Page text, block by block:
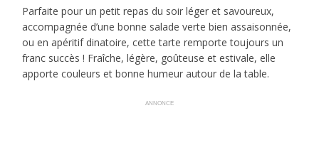
Parfaite pour un petit repas du soir léger et savoureux,
accompagnée d’une bonne salade verte bien assaisonnée,
ou en apéritif dinatoire, cette tarte remporte toujours un
franc succès ! Fraîche, légère, goûteuse et estivale, elle
apporte couleurs et bonne humeur autour de la table.
ANNONCE